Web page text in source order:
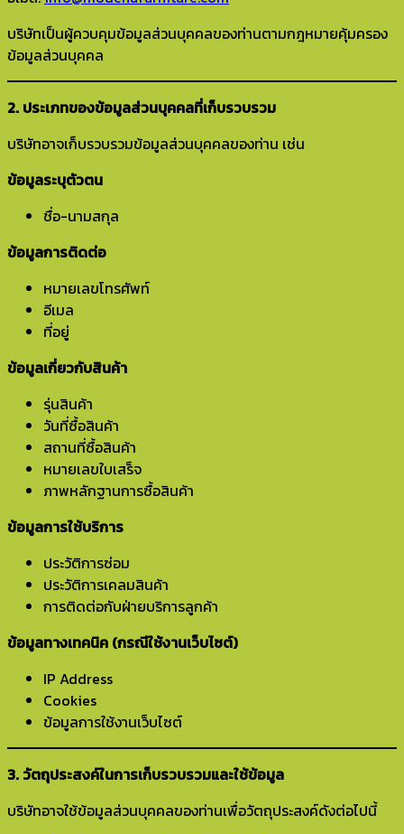
บริษัทเป็นผู้ควบคุมข้อมูลส่วนบุคคลของท่านตามกฎหมายคุ้มครอง
ข้อมูลส่วนบุคคล
2. ประเภทของข้อมูลส่วนบุคคลที่เก็บรวบรวม
บริษัทอาจเก็บรวบรวมข้อมูลส่วนบุคคลของท่าน เช่น
ข้อมูลระบุตัวตน
ชื่อ-นามสกุล
ข้อมูลการติดต่อ
หมายเลขโทรศัพท์
อีเมล
ที่อยู่
ข้อมูลเกี่ยวกับสินค้า
รุ่นสินค้า
วันที่ซื้อสินค้า
สถานที่ซื้อสินค้า
หมายเลขใบเสร็จ
ภาพหลักฐานการซื้อสินค้า
ข้อมูลการใช้บริการ
ประวัติการซ่อม
ประวัติการเคลมสินค้า
การติดต่อกับฝ่ายบริการลูกค้า
ข้อมูลทางเทคนิค (กรณีใช้งานเว็บไซต์)
IP Address
Cookies
ข้อมูลการใช้งานเว็บไซต์
3. วัตถุประสงค์ในการเก็บรวบรวมและใช้ข้อมูล
บริษัทอาจใช้ข้อมูลส่วนบุคคลของท่านเพื่อวัตถุประสงค์ดังต่อไปนี้